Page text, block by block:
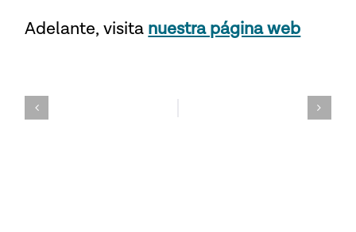
Adelante,visita nuestra página web